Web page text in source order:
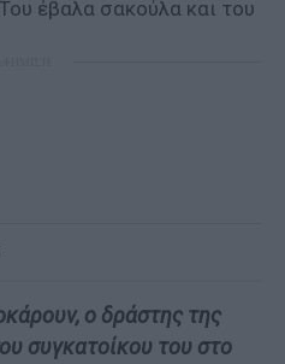
ο δράστης της
συγκατοίκου του στο